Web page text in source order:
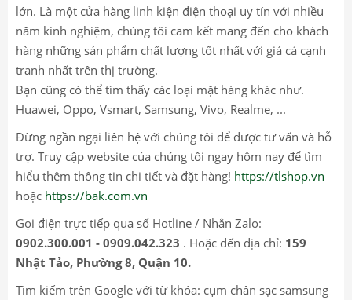
lớn. Là một cửa hàng linh kiện điện thoại uy tín với nhiều
năm kinh nghiệm, chúng tôi cam kết mang đến cho khách
hàng những sản phẩm chất lượng tốt nhất với giá cả cạnh
tranh nhất trên thị trường.
Bạn cũng có thể tìm thấy các loại mặt hàng khác như.
Huawei, Oppo, Vsmart, Samsung, Vivo, Realme, ...
Đừng ngần ngại liên hệ với chúng tôi để được tư vấn và hỗ
trợ. Truy cập website của chúng tôi ngay hôm nay để tìm
hiểu thêm thông tin chi tiết và đặt hàng! https://tlshop.vn
hoặc https://bak.com.vn
Gọi điện trực tiếp qua số Hotline / Nhắn Zalo:
0902.300.001 - 0909.042.323 . Hoặc đến địa chỉ: 159
Nhật Tảo, Phường 8, Quận 10.
Tìm kiếm trên Google với từ khóa: cụm chân sạc samsung